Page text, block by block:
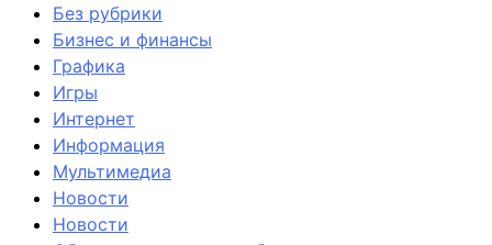
Без рубрики
Бизнес и финансы
Графика
Игры
Интернет
Информация
Мультимедиа
Новости
Новости